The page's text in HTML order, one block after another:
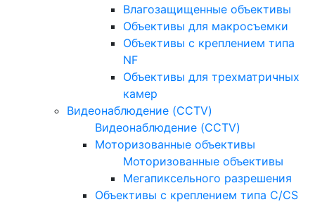
Влагозащищенные объективы
Объективы для макросъемки
Объективы с креплением типа
NF
Объективы для трехматричных
камер
Видеонаблюдение (CCTV)
Видеонаблюдение (CCTV)
Моторизованные объективы
Моторизованные объективы
Мегапиксельного разрешения
Объективы с креплением типа C/CS